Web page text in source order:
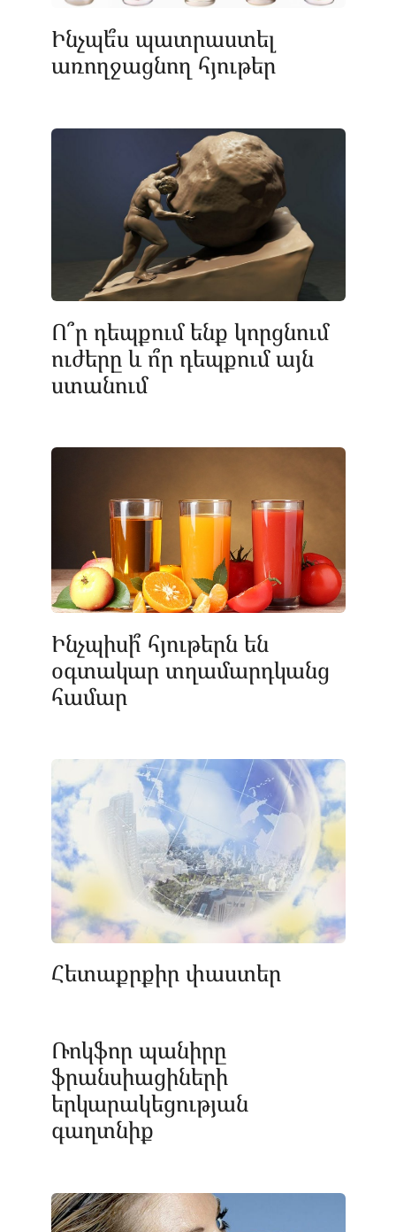
Ինչպե՞ս պատրաստել
առողջացնող հյութեր
Ո՞ր դեպքում ենք կորցնում
ուժերը և ո՞ր դեպքում այն
ստանում
Ինչպիսի՞ հյութերն են
օգտակար տղամարդկանց
համար
Հետաքրքիր փաստեր
Ռոկֆոր պանիրը
ֆրանսիացիների
երկարակեցության
գաղտնիք